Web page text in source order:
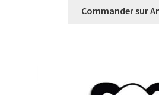
Commander sur